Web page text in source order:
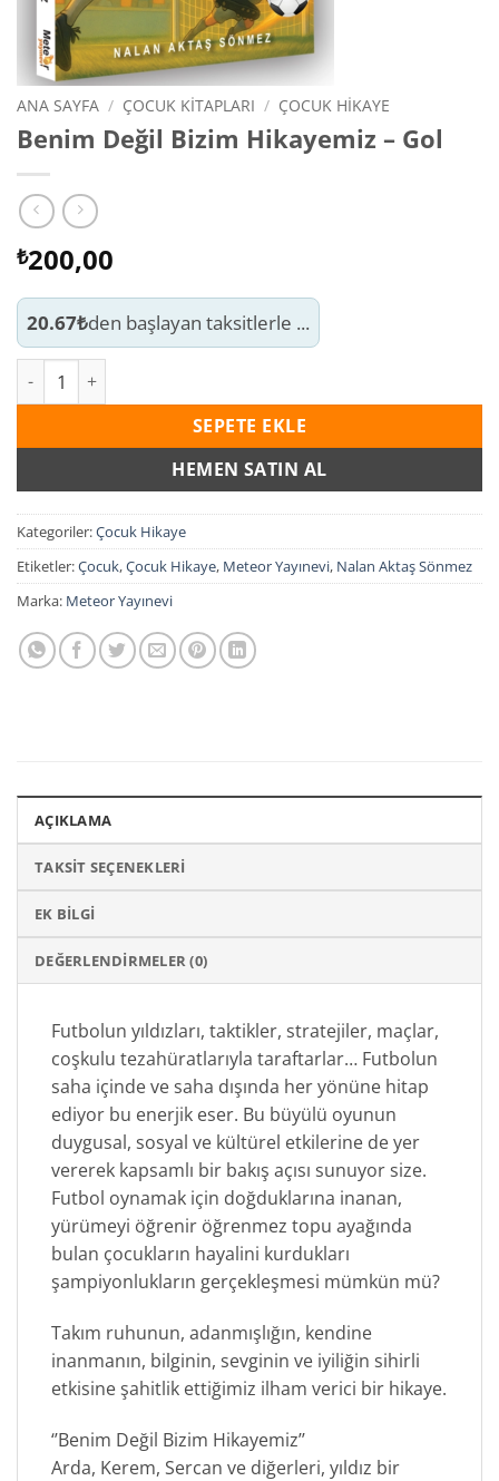
ANA SAYFA / ÇOCUK KITAPLARI / ÇOCUK HIKAYE
Benim Değil Bizim Hikayemiz – Gol
₺200,00
20.67₺den başlayan taksitlerle ...
Benim Değil Bizim Hikayemiz - Gol adet
SEPETE EKLE
HEMEN SATIN AL
Kategoriler:Çocuk Hikaye
Etiketler:Çocuk,Çocuk Hikaye, Meteor Yayınevi, Nalan Aktaş Sönmez
Marka: Meteor Yayınevi
AÇIKLAMA
TAKSIT SEÇENEKLERI
EK BILGI
DEĞERLENDIRMELER (0)
Futbolun yıldızları, taktikler, stratejiler, maçlar,
coşkulu tezahüratlarıyla taraftarlar… Futbolun
saha içinde ve saha dışında her yönüne hitap
ediyor bu enerjik eser. Bu büyülü oyunun
duygusal, sosyal ve kültürel etkilerine de yer
vererek kapsamlı bir bakış açısı sunuyor size.
Futbol oynamak için doğduklarına inanan,
yürümeyi öğrenir öğrenmez topu ayağında
bulan çocukların hayalini kurdukları
şampiyonlukların gerçekleşmesi mümkün mü?
Takım ruhunun, adanmışlığın, kendine
inanmanın, bilginin, sevginin ve iyiliğin sihirli
etkisine şahitlik ettiğimiz ilham verici bir hikaye.
‘’Benim Değil Bizim Hikayemiz’’
Arda, Kerem, Sercan ve diğerleri, yıldız bir